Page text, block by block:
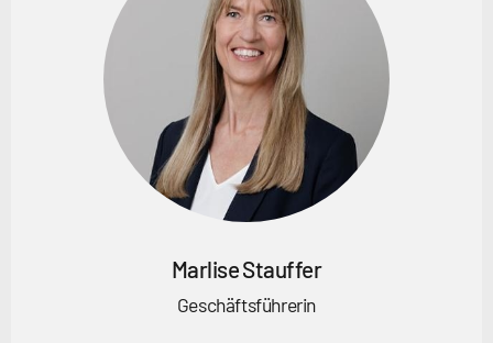
Marlise Stauffer
Geschäftsführerin